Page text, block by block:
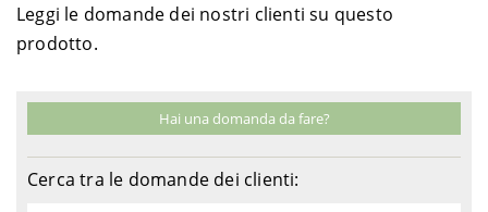
Leggi le domande dei nostri clienti su questo
prodotto.
Hai una domanda da fare?
Cerca tra le domande dei clienti: